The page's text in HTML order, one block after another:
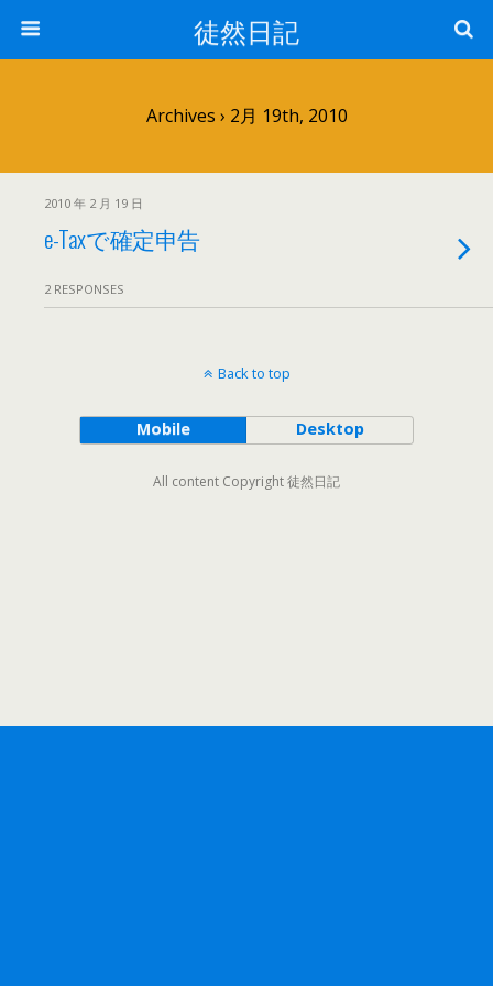
徒然日記
Archives › 2月 19th, 2010
2010 年 2 月 19 日
e-Taxで確定申告
2 RESPONSES
Back to top
Mobile Desktop
All content Copyright 徒然日記